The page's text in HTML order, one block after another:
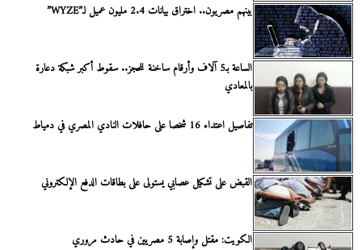
بينهم مصريون.. اختراق بيانات 2.4 مليون عميل لـ”WYZE”
الساعة بـ5 آلاف وأرقام ساخنة للحجز.. سقوط أكبر شبكة دعارة
بالمعادي
تفاصيل اعتداء 16 شخصا على حافلات النادي المصري في دمياط
القبض على تشكيل عصابي يستولى على بطاقات الدفع الإلكتروني
الكويت: مقتل وإصابة 5 مصريين في حادث مروري